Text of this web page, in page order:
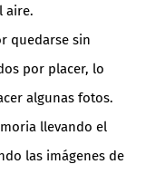
aire.
quedarse sin
por placer, lo
algunas fotos.
llevando el
las imágenes de